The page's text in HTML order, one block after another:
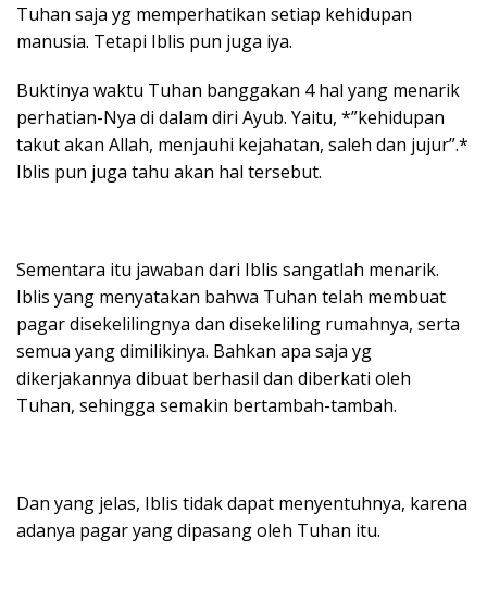
Tuhan saja yg memperhatikan setiap kehidupan
manusia. Tetapi Iblis pun juga iya.
Buktinya waktu Tuhan banggakan 4 hal yang menarik
perhatian-Nya di dalam diri Ayub. Yaitu, *”kehidupan
takut akan Allah, menjauhi kejahatan, saleh dan jujur”.*
Iblis pun juga tahu akan hal tersebut.
Sementara itu jawaban dari Iblis sangatlah menarik.
Iblis yang menyatakan bahwa Tuhan telah membuat
pagar disekelilingnya dan disekeliling rumahnya, serta
semua yang dimilikinya. Bahkan apa saja yg
dikerjakannya dibuat berhasil dan diberkati oleh
Tuhan, sehingga semakin bertambah-tambah.
Dan yang jelas, Iblis tidak dapat menyentuhnya, karena
adanya pagar yang dipasang oleh Tuhan itu.